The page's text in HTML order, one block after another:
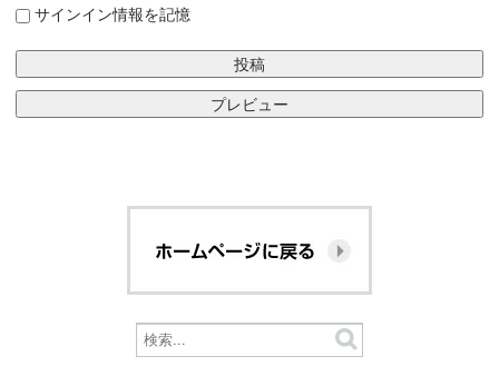
サインイン情報を記憶